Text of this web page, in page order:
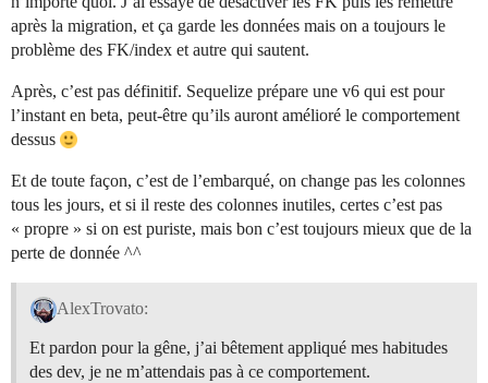
après la migration, et ça garde les données mais on a toujours le
problème des FK/index et autre qui sautent.
Après, c’est pas définitif. Sequelize prépare une v6 qui est pour
l’instant en beta, peut-être qu’ils auront amélioré le comportement
dessus
Et de toute façon, c’est de l’embarqué, on change pas les colonnes
tous les jours, et si il reste des colonnes inutiles, certes c’est pas
« propre » si on est puriste, mais bon c’est toujours mieux que de la
perte de donnée ^^
AlexTrovato:
Et pardon pour la gêne, j’ai bêtement appliqué mes habitudes
des dev, je ne m’attendais pas à ce comportement.